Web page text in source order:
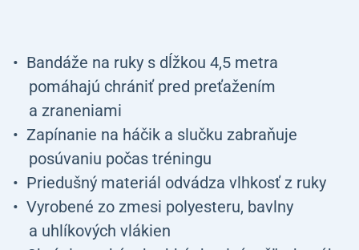
Bandáže na ruky s dĺžkou 4,5 metra
pomáhajú chrániť pred preťažením
a zraneniami
Zapínanie na háčik a slučku zabraňuje
posúvaniu počas tréningu
Priedušný materiál odvádza vlhkosť z ruky
Vyrobené zo zmesi polyesteru, bavlny
a uhlíkových vlákien